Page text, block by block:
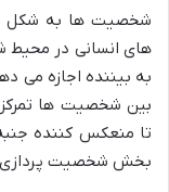
شخصیت ها به شکل
های انسانی در محیط
به بیننده اجازه می
بین شخصیت ها
تا منعکس کننده
بخش شخصیت پردازی